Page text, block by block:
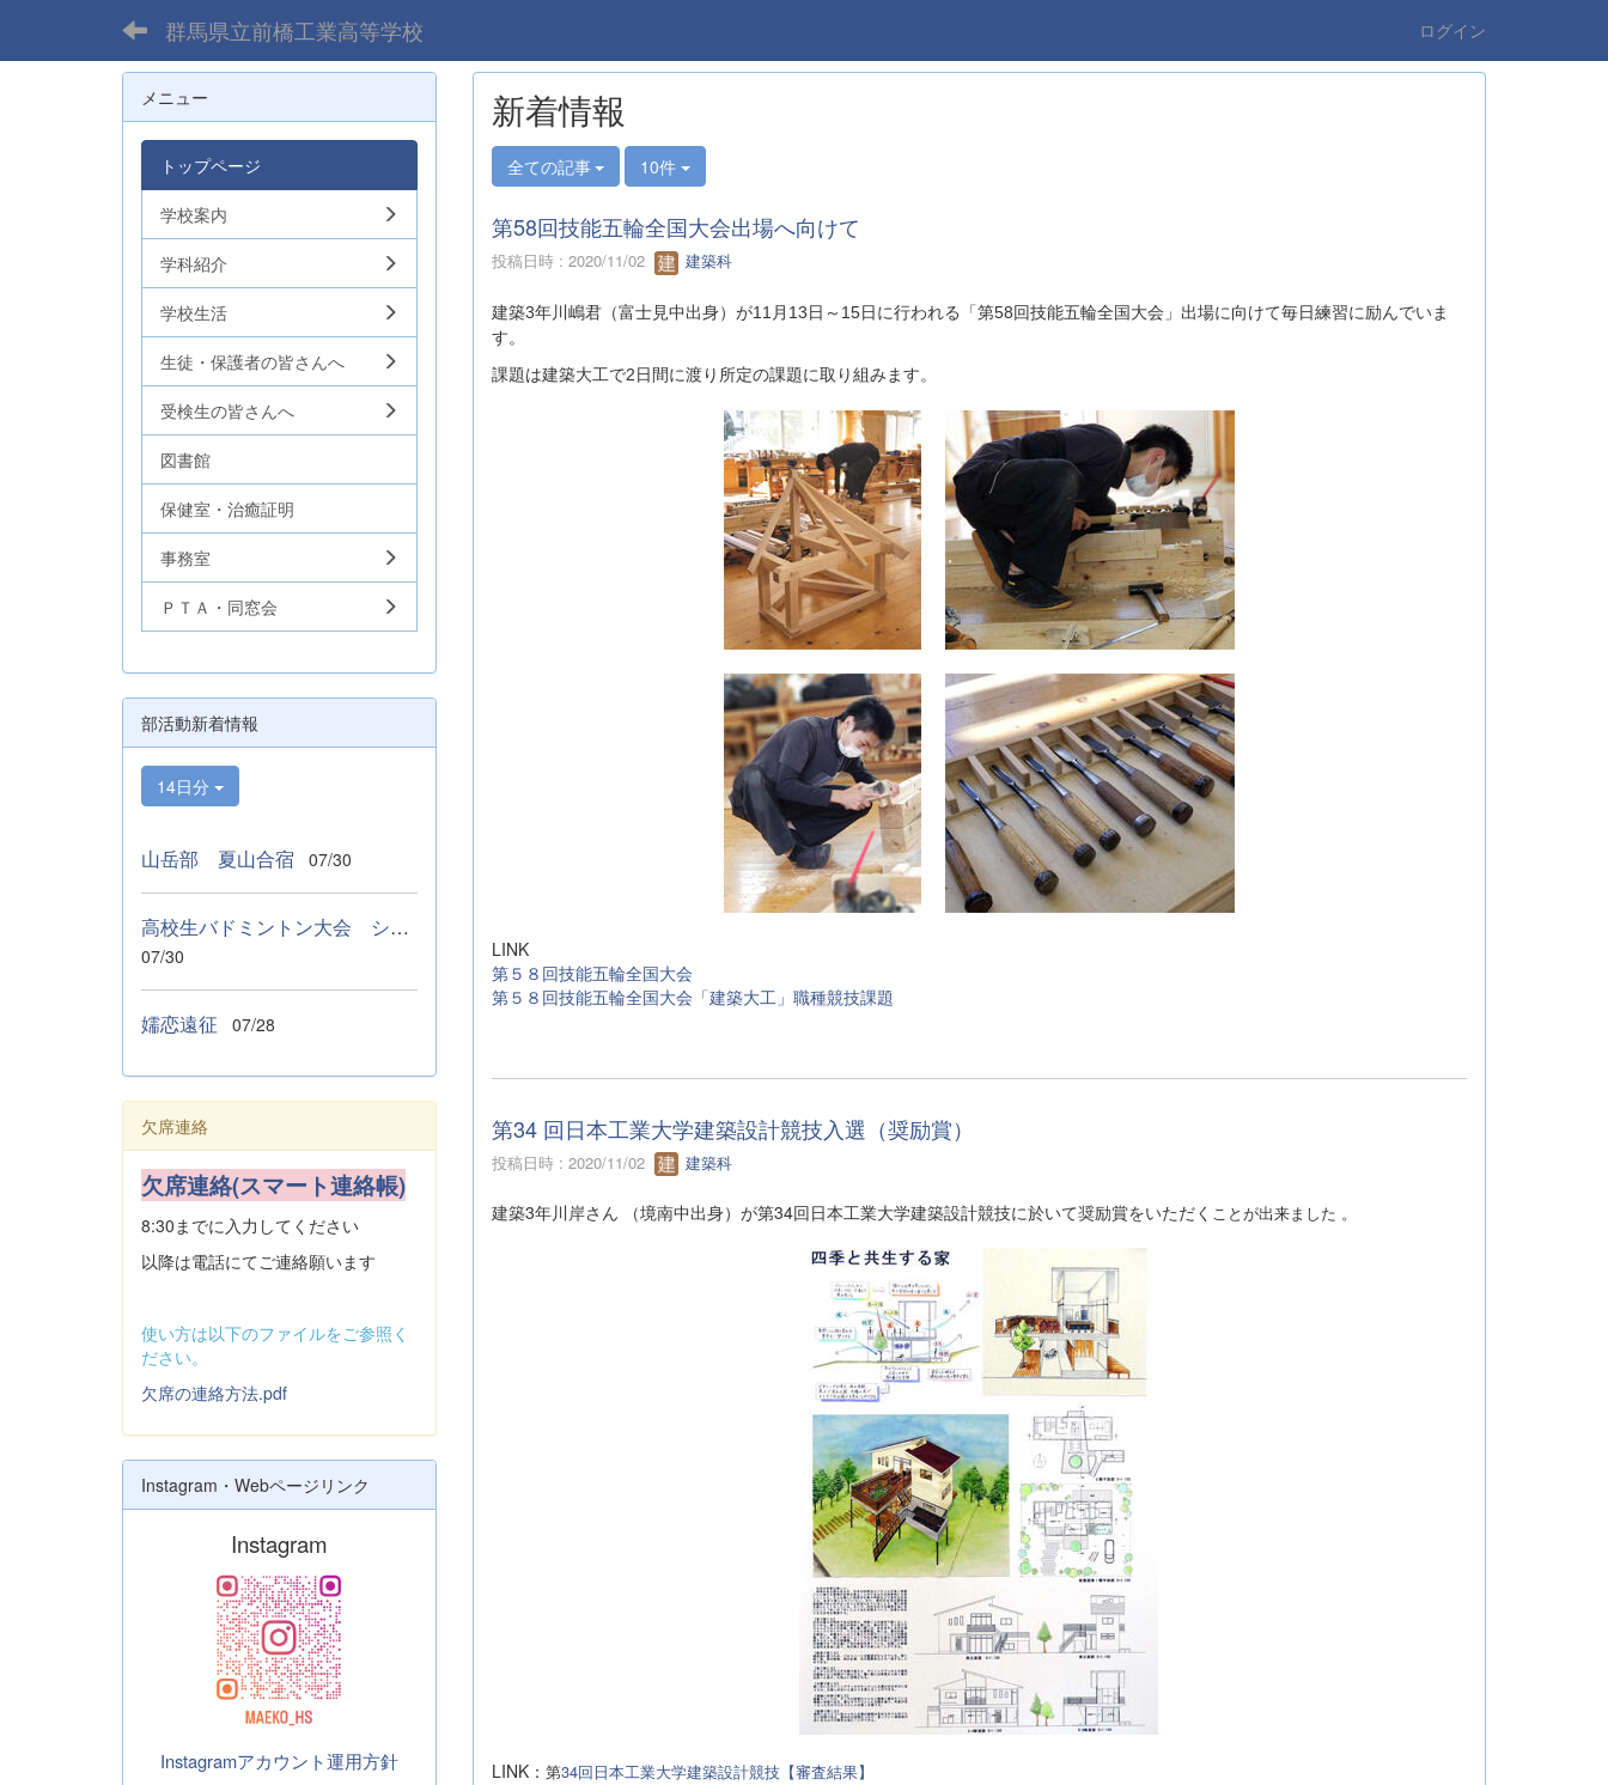
群馬県立前橋工業高等学校 ログイン
新着情報
全ての記事 10件
第58回技能五輪全国大会出場へ向けて
投稿日時 : 2020/11/02 建築科
建築3年川嶋君（富士見中出身）が11 月 13日～ 15日に行われる「第58回技能五輪全国大会」出場に向けて毎日練習に励んでいま
す。
課題は建築大工で2日間に渡り所定の課題に取り組みます。
LINK
第５８回技能五輪全国大会
第５８回技能五輪全国大会「建築大工」職種競技課題
第34 回日本工業大学建築設計競技入選（奨励賞）
投稿日時 : 2020/11/02 建築科
建築3年川岸さん （境南中出身）が第34回日本工業大学建築設計競技に於いて奨励賞をいただく ことが出来ました 。
LINK： 第34回日本工業大学建築設計競技【審査結果】
メニュー
トップページ
学校案内
学科紹介
学校生活
生徒・保護者の皆さんへ
受検生の皆さんへ
図書館
保健室・治癒証明
事務室
ＰＴＡ・同窓会
部活動新着情報
14日分
山岳部 夏山合宿 07/30
高校生バドミントン大会 シングルス ベスト１６
07/30
嬬恋遠征 07/28
欠席連絡
欠席連絡(スマート連絡帳)
8:30までに入力してください
以降は電話にてご連絡願います
使い方は以下のファイルをご参照く
ださい。
欠席の連絡方法.pdf
Instagram・Webページリンク
Instagram
Instagramアカウント運用方針